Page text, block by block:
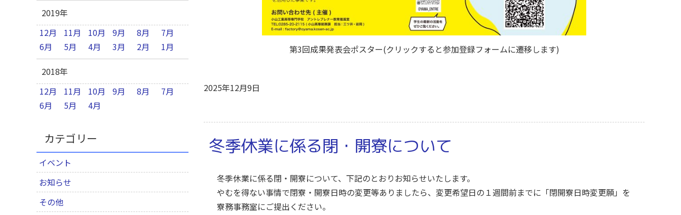
第3回成果発表会ポスター(クリックすると参加登録フォームに遷移します)
2025年12月9日
冬季休業に係る閉・開寮について
冬季休業に係る閉・開寮について、下記のとおりお知らせいたします。
やむを得ない事情で閉寮・開寮日時の変更等ありましたら、変更希望日の１週間前までに「閉開寮日時変更願」を
寮務事務室にご提出ください。
2019年
12月
11月 10月 9月 8月
7月
6月
5月 4月 3月 2月 1月
2018年
12月
11月 10月 9月 8月
7月
6月
5月 4月
カテゴリー
イベント
お知らせ
その他